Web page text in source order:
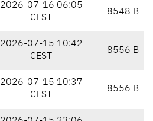
2026-07-16 06:05
CEST
8548 B
2026-07-15 10:42
CEST
8556 B
2026-07-15 10:37
CEST
8556 B